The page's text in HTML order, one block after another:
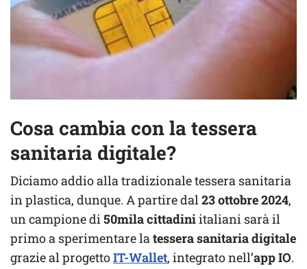
Cosa cambia con la tessera
sanitaria digitale?
Diciamo addio alla tradizionale tessera sanitaria
in plastica, dunque. A partire dal 23 ottobre 2024,
un campione di 50mila cittadiniitaliani sarà il
primo a sperimentare la tessera sanitaria digitale
grazie al progettoIT-Wallet, integrato nell’app IO.